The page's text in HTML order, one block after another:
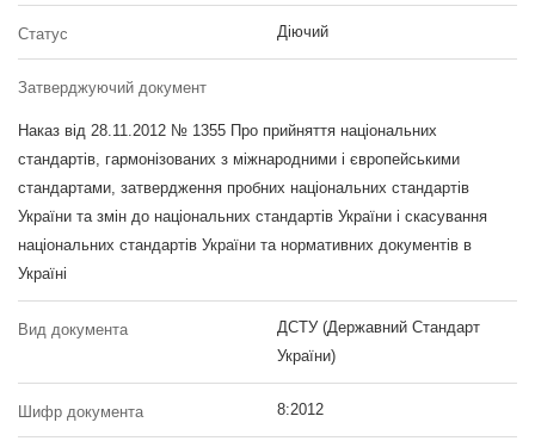
Статус Діючий
Затверджуючий документ
Наказ від 28.11.2012 № 1355 Про прийняття національних
стандартів, гармонізованих з міжнародними і європейськими
стандартами, затвердження пробних національних стандартів
України та змін до національних стандартів України і скасування
національних стандартів України та нормативних документів в
Україні
Вид документа
ДСТУ (Державний Стандарт
України)
Шифр документа 8:2012